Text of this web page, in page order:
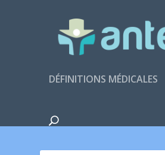
DÉFINITIONS MÉDICALES